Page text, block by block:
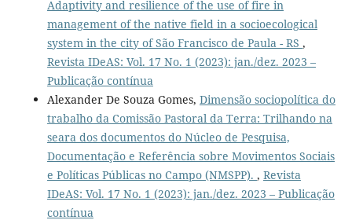
Adaptivity and resilience of the use of fire in
management of the native field in a socioecological
system in the city of São Francisco de Paula - RS ,
Revista IDeAS: Vol. 17 No. 1 (2023): jan./dez. 2023 –
Publicação contínua
Alexander De Souza Gomes, Dimensão sociopolítica do
trabalho da Comissão Pastoral da Terra: Trilhando na
seara dos documentos do Núcleo de Pesquisa,
Documentação e Referência sobre Movimentos Sociais
e Políticas Públicas no Campo (NMSPP). , Revista
IDeAS: Vol. 17 No. 1 (2023): jan./dez. 2023 – Publicação
contínua